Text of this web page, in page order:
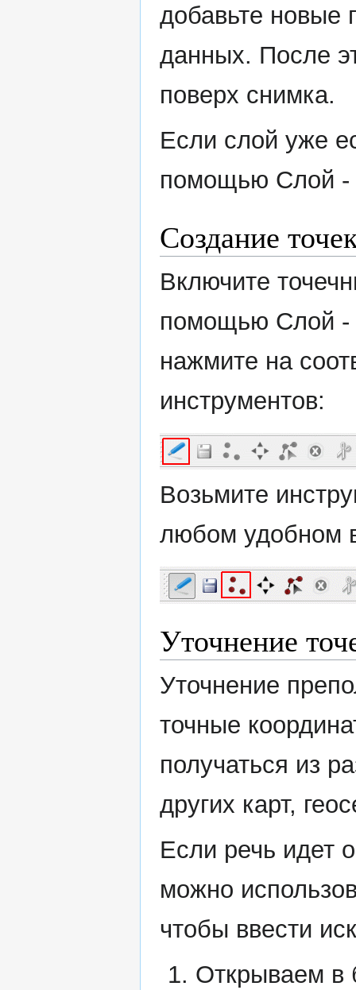
добавьте новые
данных. После
поверх снимка.
Если слой уже
помощью Слой -
Создание
Включите
помощью Слой -
нажмите на
инструментов:
Возьмите
любом удобном
Уточнение
Уточнение
точные
получаться из
других карт,
Если речь идет
можно
чтобы ввести
Открываем в